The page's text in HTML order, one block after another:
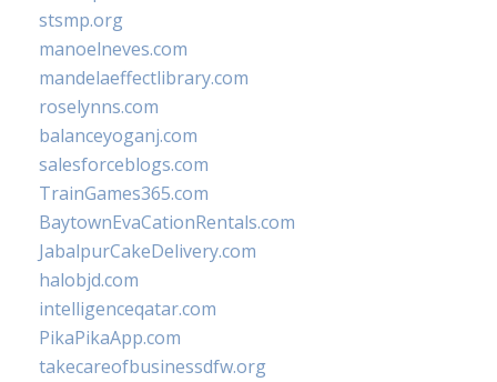
stsmp.org
manoelneves.com
mandelaeffectlibrary.com
roselynns.com
balanceyoganj.com
salesforceblogs.com
TrainGames365.com
BaytownEvaCationRentals.com
JabalpurCakeDelivery.com
halobjd.com
intelligenceqatar.com
PikaPikaApp.com
takecareofbusinessdfw.org